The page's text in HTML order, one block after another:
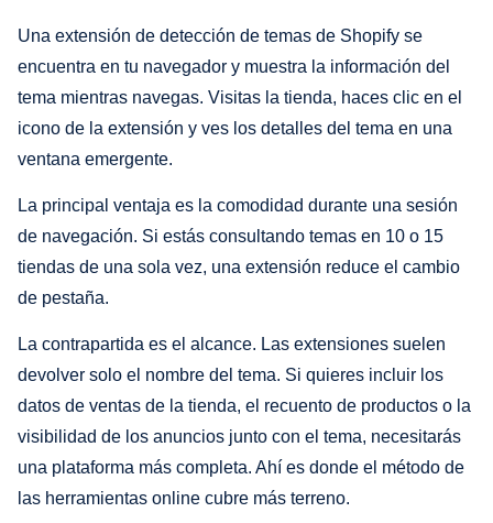
Una extensión de detección de temas de Shopify se
encuentra en tu navegador y muestra la información del
tema mientras navegas. Visitas la tienda, haces clic en el
icono de la extensión y ves los detalles del tema en una
ventana emergente.
La principal ventaja es la comodidad durante una sesión
de navegación. Si estás consultando temas en 10 o 15
tiendas de una sola vez, una extensión reduce el cambio
de pestaña.
La contrapartida es el alcance. Las extensiones suelen
devolver solo el nombre del tema. Si quieres incluir los
datos de ventas de la tienda, el recuento de productos o la
visibilidad de los anuncios junto con el tema, necesitarás
una plataforma más completa. Ahí es donde el método de
las herramientas online cubre más terreno.